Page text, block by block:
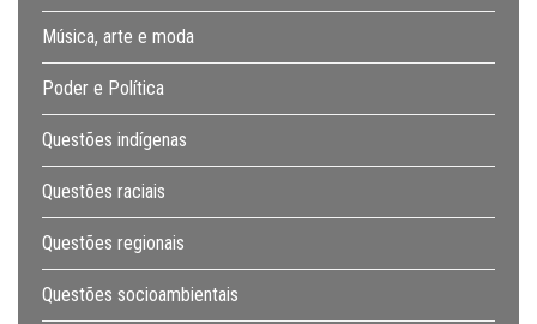
Música, arte e moda
Poder e Política
Questões indígenas
Questões raciais
Questões regionais
Questões socioambientais